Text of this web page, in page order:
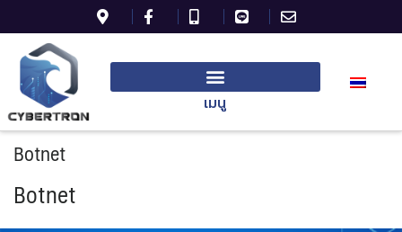
เมนู
Botnet
Botnet